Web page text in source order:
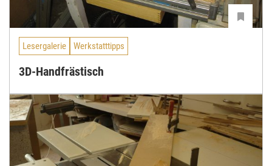
Lesergalerie Werkstatttipps
3D-Handfrästisch